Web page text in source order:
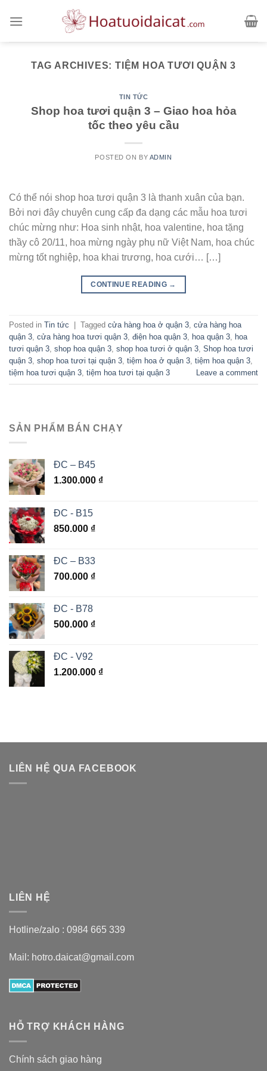
TAG ARCHIVES:TIỆM HOA TƯƠI QUẬN 3
TIN TỨC
Shop hoa tươi quận 3 – Giao hoa hỏa
tốc theo yêu cầu
POSTED ON BY ADMIN
Có thể nói shop hoa tươi quận 3 là thanh xuân của bạn.
Bởi nơi đây chuyên cung cấp đa dạng các mẫu hoa tươi
chúc mừng như: Hoa sinh nhật, hoa valentine, hoa tặng
thầy cô 20/11, hoa mừng ngày phụ nữ Việt Nam, hoa chúc
mừng tốt nghiệp, hoa khai trương, hoa cưới… […]
CONTINUE READING →
Posted in Tin tức Tagged cửa hàng hoa ở quận 3 cửa hàng hoa
quận 3 cửa hàng hoa tươi quận 3 điện hoa quận 3 hoa quận 3
hoa
tươi quận 3 shop hoa quận 3 shop hoa tươi ở quận 3 Shop hoa tươi
quận 3 shop hoa tươi tại quận 3 tiệm hoa ở quận 3 tiệm hoa quận 3
tiệm hoa tươi quận 3 tiệm hoa tươi tại quận 3 Leave a comment
SẢN PHẨM BÁN CHẠY
ĐC – B45
1.300.000 ₫
ĐC - B15
850.000 ₫
ĐC – B33
700.000 ₫
ĐC - B78
500.000 ₫
ĐC - V92
1.200.000 ₫
LIÊN HỆ QUA FACEBOOK
LIÊN HỆ
Hotline/zalo : 0984 665 339
Mail: hotro.daicat@gmail.com
HỖ TRỢ KHÁCH HÀNG
Chính sách giao hàng